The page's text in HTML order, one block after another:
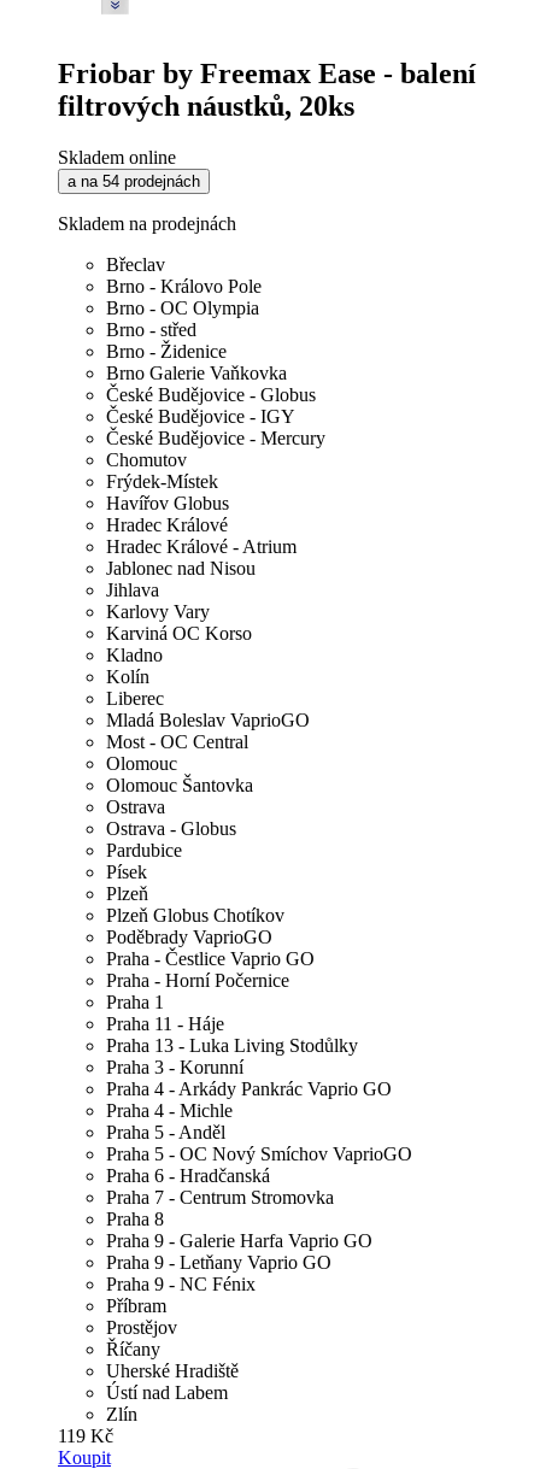
Friobar by Freemax Ease - balení
filtrových náustků, 20ks
Skladem online
a na 54 prodejnách
Skladem na prodejnách
Břeclav
Brno - Královo Pole
Brno - OC Olympia
Brno - střed
Brno - Židenice
Brno Galerie Vaňkovka
České Budějovice - Globus
České Budějovice - IGY
České Budějovice - Mercury
Chomutov
Frýdek-Místek
Havířov Globus
Hradec Králové
Hradec Králové - Atrium
Jablonec nad Nisou
Jihlava
Karlovy Vary
Karviná OC Korso
Kladno
Kolín
Liberec
Mladá Boleslav VaprioGO
Most - OC Central
Olomouc
Olomouc Šantovka
Ostrava
Ostrava - Globus
Pardubice
Písek
Plzeň
Plzeň Globus Chotíkov
Poděbrady VaprioGO
Praha - Čestlice Vaprio GO
Praha - Horní Počernice
Praha 1
Praha 11 - Háje
Praha 13 - Luka Living Stodůlky
Praha 3 - Korunní
Praha 4 - Arkády Pankrác Vaprio GO
Praha 4 - Michle
Praha 5 - Anděl
Praha 5 - OC Nový Smíchov VaprioGO
Praha 6 - Hradčanská
Praha 7 - Centrum Stromovka
Praha 8
Praha 9 - Galerie Harfa Vaprio GO
Praha 9 - Letňany Vaprio GO
Praha 9 - NC Fénix
Příbram
Prostějov
Říčany
Uherské Hradiště
Ústí nad Labem
Zlín
119 Kč
Koupit